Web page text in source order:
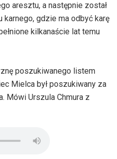
aresztu, a następnie został
karnego, gdzie ma odbyć karę
kilkanaście lat temu
poszukiwanego listem
Mielca był poszukiwany za
Mówi Urszula Chmura z